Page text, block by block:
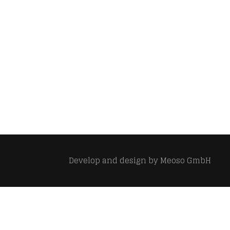
Develop and design byMeoso GmbH